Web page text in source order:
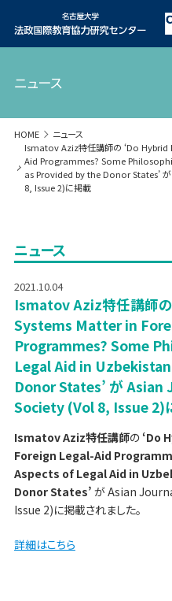
ニュース
HOME
ニュース
Ismatov Aziz特任講師の ‘Do
Aid Programmes? Some
as Provided by the Donor States’
8, Issue 2)に掲載
ニュース
2021.10.04
Ismatov Aziz特任講師
Systems Matter in
Programmes? Some
Legal Aid in
Donor States’ が
Society (Vol 8, Issue 2)
Ismatov Aziz特任講師の ‘Do
Foreign Legal-Aid
Aspects of Legal Aid in
Donor States’ が Asian
Issue 2)に掲載されました。
詳細はこちら